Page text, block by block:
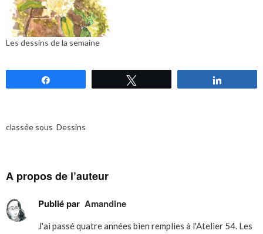
Les dessins de la semaine
classée sous Dessins
A propos de l’auteur
Publié par Amandine
J'ai passé quatre années bien remplies à l'Atelier 54. Les